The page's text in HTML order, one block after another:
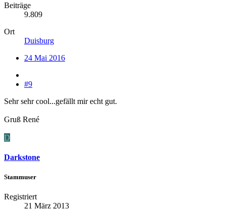
Beiträge
9.809
Ort
Duisburg
24 Mai 2016
#9
Sehr sehr cool...gefällt mir echt gut.
Gruß René
D
Darkstone
Stammuser
Registriert
21 März 2013